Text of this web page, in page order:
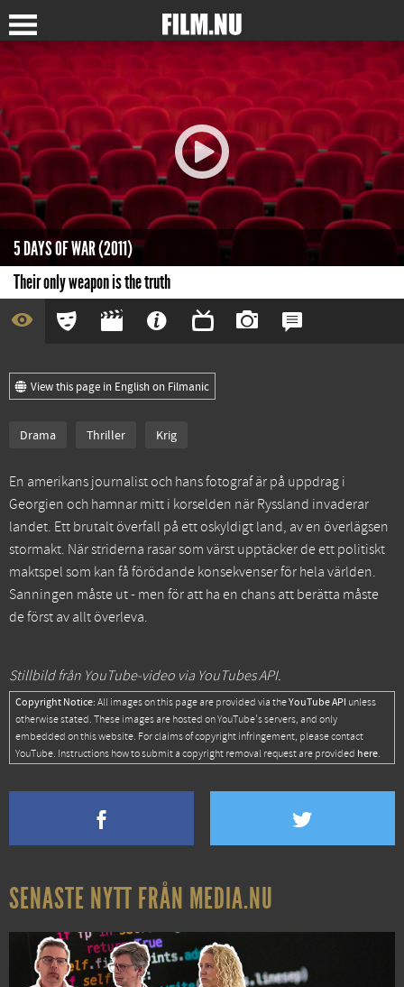
5 DAYS OF WAR (2011)
Their only weapon is the truth
View this page in English on Filmanic
Drama Thriller Krig
En amerikans journalist och hans fotograf är på uppdrag i
Georgien och hamnar mitt i korselden när Ryssland invaderar
landet. Ett brutalt överfall på ett oskyldigt land, av en överlägsen
stormakt. När striderna rasar som värst upptäcker de ett politiskt
maktspel som kan få förödande konsekvenser för hela världen.
Sanningen måste ut - men för att ha en chans att berätta måste
de först av allt överleva.
Stillbild från YouTube-video via YouTubes API.
Copyright Notice: All images on this page are provided via theYouTube API unless
otherwise stated. These images are hosted on YouTube's servers, and only
embedded on this website. For claims of copyright infringement, please contact
YouTube. Instructions how to submit a copyright removal request are provided here.
SENASTE NYTT FRÅN MEDIA.NU